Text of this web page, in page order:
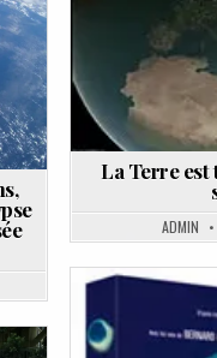
La Terre est
ADMIN
in